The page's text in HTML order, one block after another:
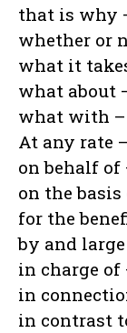
that is why
whether or
what it
what about
what with
At any rate
on behalf of
on the basis
for the
by and
in charge
in
in contrast